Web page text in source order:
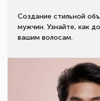
Создание стильной
мужчин. Узнайте, как
вашим волосам.